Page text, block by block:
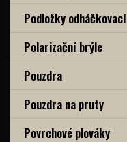
Podložky odháčkovací
Polarizační brýle
Pouzdra
Pouzdra na pruty
Povrchové plováky